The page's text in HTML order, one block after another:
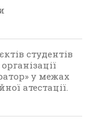
студентів
у межах
атестації.